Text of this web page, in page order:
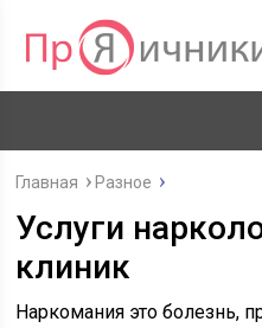
Главная Разное
Услуги
клиник
Наркомания это болезнь,